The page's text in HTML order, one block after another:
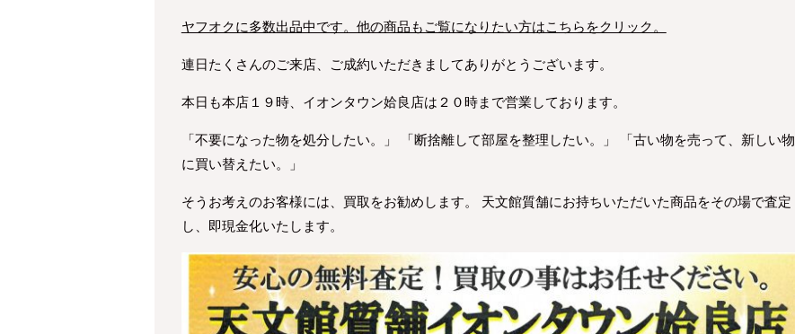
ヤフオクに多数出品中です。他の商品もご覧になりたい方はこちらをクリック。
連日たくさんのご来店、ご成約いただきましてありがとうございます。
本日も本店１９時、イオンタウン姶良店は２０時まで営業しております。
「不要になった物を処分したい。」 「断捨離して部屋を整理したい。」 「古い物を売って、新しい物
に買い替えたい。」
そうお考えのお客様には、買取をお勧めします。 天文館質舗にお持ちいただいた商品をその場で査定
し、即現金化いたします。